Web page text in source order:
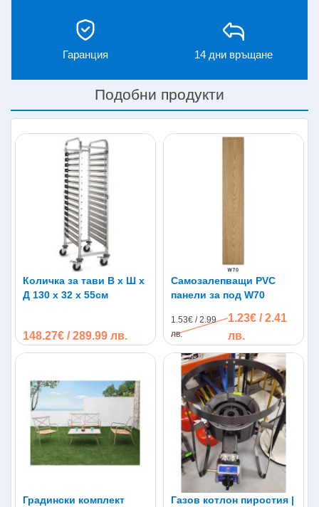
Гаранция 14 дни връщане
Подобни продукти
Количка за тави В х Ш х
Д 130 х 32 х 55см
148.27€ / 289.99 лв.
Самозалепващи PVC
панели за под W70
1.53€ / 2.99
лв.
1.23€ / 2.41
лв.
Градински комплект
Газов котлон пиростия |